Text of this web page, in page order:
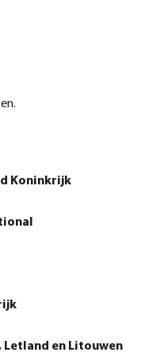
Koninkrijk
Letland en Litouwen